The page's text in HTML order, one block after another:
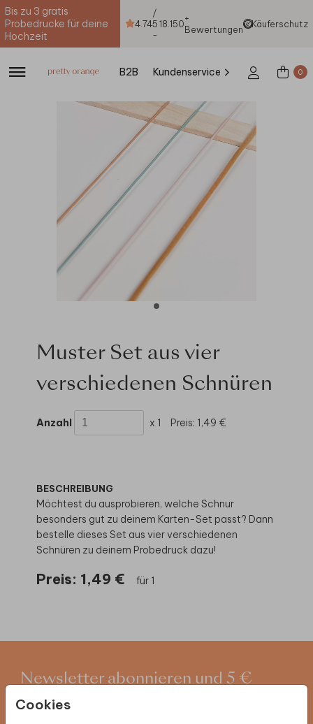
Bis zu 3 gratis
Probedrucke für deine
Hochzeit
4.74
/
5
-
18.150+
Bewertungen
Käuferschutz
B2B Kundenservice 0
Cookies
Muster Set aus vier
verschiedenen Schnüren
Anzahl x 1 Preis: 1,49 €
BESCHREIBUNG
Möchtest du ausprobieren, welche Schnur
besonders gut zu deinem Karten-Set passt? Dann
bestelle dieses Set aus vier verschiedenen
Schnüren zu deinem Probedruck dazu!
Preis: 1,49 € für 1
Newsletter abonnieren und 5 €
Rabatt sichern